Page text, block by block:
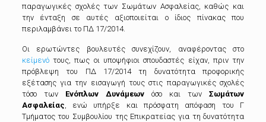
παραγωγικές σχολές των Σωμάτων Ασφαλείας, καθώς και
την ένταξη σε αυτές αξιοποιείται ο ίδιος πίνακας που
περιλαμβάνει το ΠΔ 17/2014.
Οι ερωτώντες βουλευτές συνεχίζουν, αναφέροντας στο
κείμενότους, πως οι υποψήφιοι σπουδαστές είχαν, πριν την
πρόβλεψη του ΠΔ 17/2014 τη δυνατότητα προφορικής
εξέτασης για την εισαγωγή τους στις παραγωγικές σχολές
τόσο των Ενόπλων Δυνάμεωνόσο και τωνΣωμάτων
Ασφαλείας , ενώ υπήρξε και πρόσφατη απόφαση του Γ
Τμήματος του Συμβουλίου της Επικρατείας για τη δυνατότητα